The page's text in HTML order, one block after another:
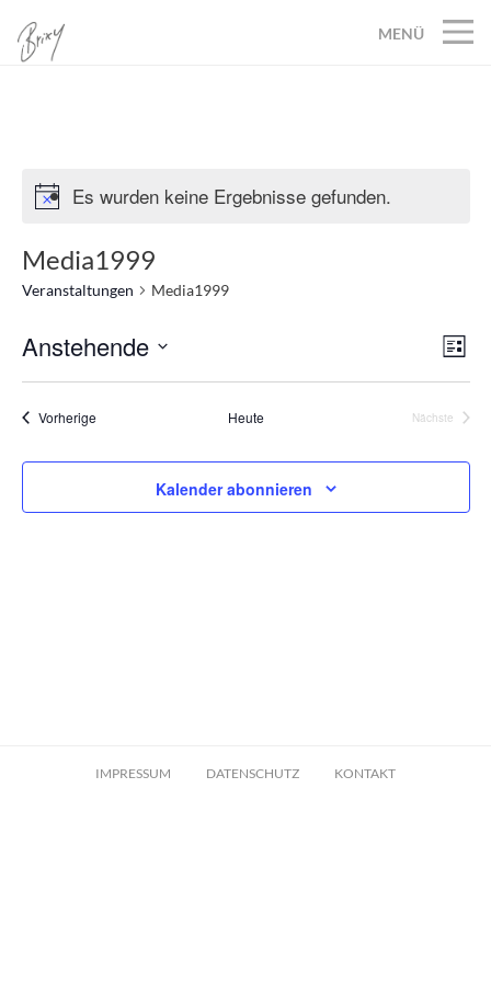
MENÜ
Es wurden keine Ergebnisse gefunden.
Media1999
Veranstaltungen Media1999
Liste
Anstehende
VorherigeVeranstaltungen Heute
Nächste
Kalender abonnieren
IMPRESSUM DATENSCHUTZ KONTAKT